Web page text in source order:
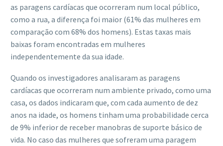
as paragens cardíacas que ocorreram num local público,
como a rua, a diferença foi maior (61% das mulheres em
comparação com 68% dos homens). Estas taxas mais
baixas foram encontradas em mulheres
independentemente da sua idade.
Quando os investigadores analisaram as paragens
cardíacas que ocorreram num ambiente privado, como uma
casa, os dados indicaram que, com cada aumento de dez
anos na idade, os homens tinham uma probabilidade cerca
de 9% inferior de receber manobras de suporte básico de
vida. No caso das mulheres que sofreram uma paragem